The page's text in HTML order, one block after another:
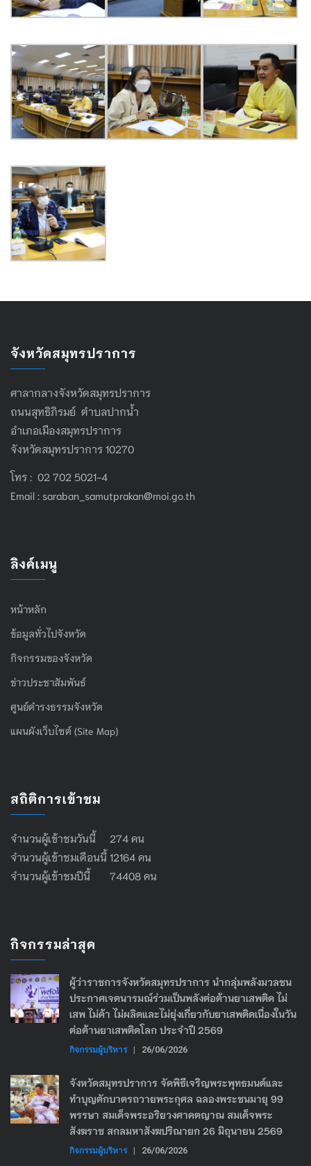
จังหวัดสมุทรปราการ
ศาลากลางจังหวัดสมุทรปราการ
ถนนสุทธิภิรมย์ ตำบลปากน้ำ
อำเภอเมืองสมุทรปราการ
จังหวัดสมุทรปราการ 10270
โทร : 02 702 5021-4
Email : saraban_samutprakan@moi.go.th
ลิงค์เมนู
หน้าหลัก
ข้อมูลทั่วไปจังหวัด
กิจกรรมของจังหวัด
ข่าวประชาสัมพันธ์
ศูนย์ดำรงธรรมจังหวัด
แผนผังเว็บไซต์ (Site Map)
สถิติการเข้าชม
จำนวนผู้เข้าชมวันนี้ 274 คน
จำนวนผู้เข้าชมเดือนนี้ 12164 คน
จำนวนผู้เข้าชมปีนี้ 74408 คน
กิจกรรมล่าสุด
ผู้ว่าราชการจังหวัดสมุทรปราการ นำกลุ่มพลังมวลชน
ประกาศเจตนารมณ์ร่วมเป็นพลังต่อต้านยาเสพติด ไม่
เสพ ไม่ค้า ไม่ผลิตและไม่ยุ่งเกี่ยวกับยาเสพติดเนื่องในวัน
ต่อต้านยาเสพติดโลก ประจำปี 2569
กิจกรรมผู้บริหาร | 26/06/2026
จังหวัดสมุทรปราการ จัดพิธีเจริญพระพุทธมนต์และ
ทำบุญตักบาตรถวายพระกุศล ฉลองพระชนมายุ 99
พรรษา สมเด็จพระอริยวงศาคตญาณ สมเด็จพระ
สังฆราช สกลมหาสังฆปริณายก 26 มิถุนายน 2569
กิจกรรมผู้บริหาร | 26/06/2026